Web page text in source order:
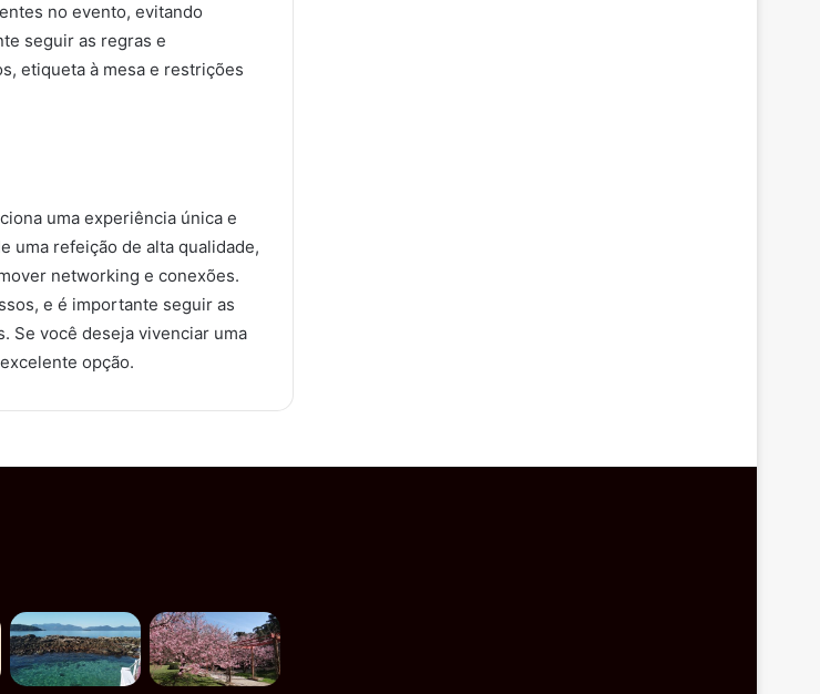
no evento, evitando
seguir as regras e
etiqueta à mesa e restrições
uma experiência única e
uma refeição de alta qualidade,
networking e conexões.
e é importante seguir as
Se você deseja vivenciar uma
opção.